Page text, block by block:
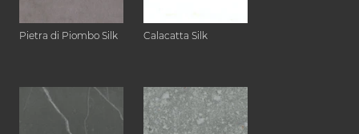
Pietra di Piombo Silk Calacatta Silk